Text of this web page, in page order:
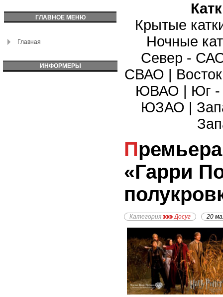
ГЛАВНОЕ МЕНЮ
Главная
ИНФОРМЕРЫ
Крытые
Ночные
Север -
СВАО |
ЮВАО | Юг
ЮЗАО |
Премьера фильма
«Гарри
Категория Досуг 20